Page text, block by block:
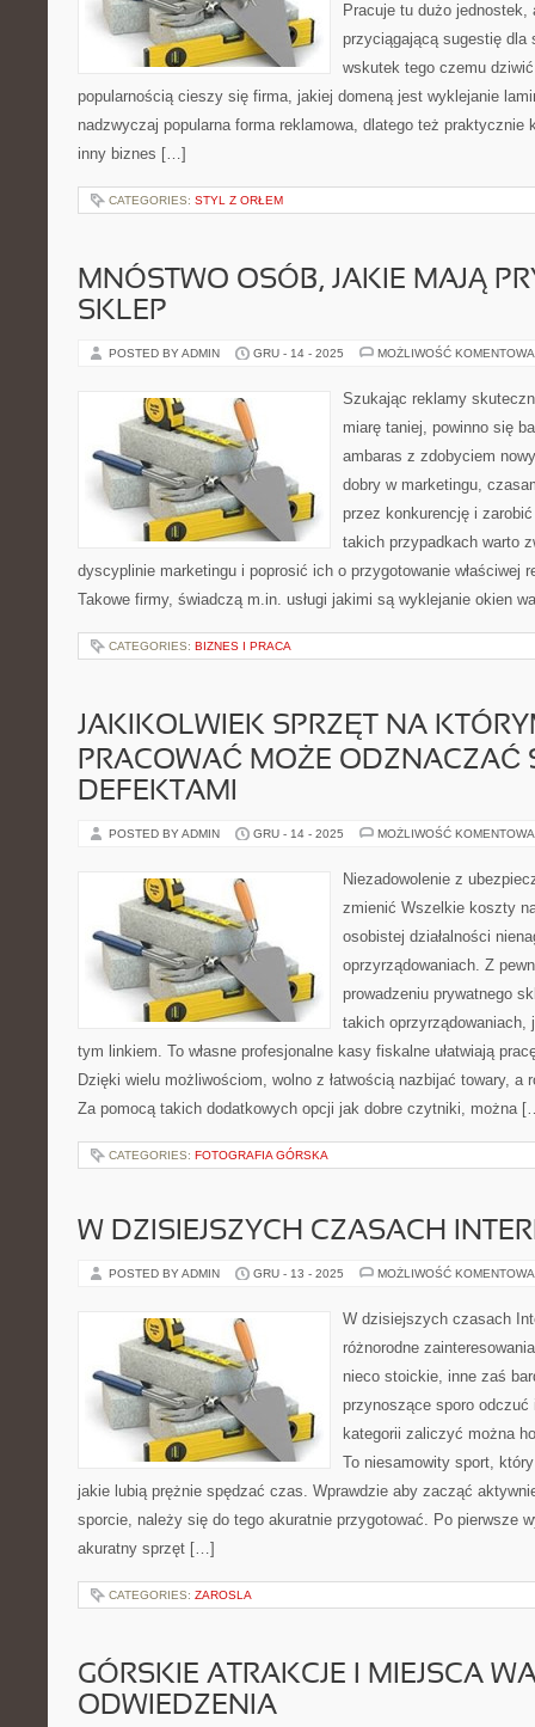
Pracuje tu dużo
przyciągającą sugestię dla
wskutek tego czemu
popularnością cieszy się firma, jakiej domeną jest wyklejanie
nadzwyczaj popularna forma reklamowa, dlatego też praktycznie
inny biznes […]
CATEGORIES: STYL Z ORŁEM
MNÓSTWO OSÓB, JAKIE MAJĄ
SKLEP
POSTED BY ADMIN GRU - 14 - 2025 MOŻLIWOŚĆ
Szukając reklamy
miarę taniej, powinno się
ambaras z zdobyciem
dobry w marketingu,
przez konkurencję i
takich przypadkach warto
dyscyplinie marketingu i poprosić ich o przygotowanie właściwej
Takowe firmy, świadczą m.in. usługi jakimi są wyklejanie okien
CATEGORIES: BIZNES I PRACA
JAKIKOLWIEK SPRZĘT NA
PRACOWAĆ MOŻE ODZNACZAĆ
DEFEKTAMI
POSTED BY ADMIN GRU - 14 - 2025 MOŻLIWOŚĆ
Niezadowolenie z
zmienić Wszelkie koszty
osobistej działalności
oprzyrządowaniach. Z
prowadzeniu prywatnego
takich
tym linkiem. To własne profesjonalne kasy fiskalne ułatwiają
Dzięki wielu możliwościom, wolno z łatwością nazbijać towary, a
Za pomocą takich dodatkowych opcji jak dobre czytniki, można
CATEGORIES: FOTOGRAFIA GÓRSKA
W DZISIEJSZYCH CZASACH
POSTED BY ADMIN GRU - 13 - 2025 MOŻLIWOŚĆ
W dzisiejszych czasach
różnorodne
nieco stoickie, inne zaś
przynoszące sporo odczuć
kategorii zaliczyć można
To niesamowity sport,
jakie lubią prężnie spędzać czas. Wprawdzie aby zacząć
sporcie, należy się do tego akuratnie przygotować. Po pierwsze
akuratny sprzęt […]
CATEGORIES: ZAROSLA
GÓRSKIE ATRAKCJE I MIEJSCA
ODWIEDZENIA